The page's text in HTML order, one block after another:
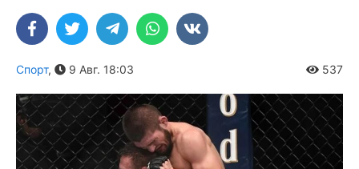
Спорт, 9 Авг. 18:03 537